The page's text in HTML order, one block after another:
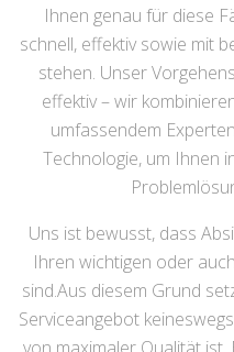
Ihnen genau für diese
schnell, effektiv sowie mit
stehen. Unser
effektiv – wir
umfassendem
Technologie, um Ihnen
Uns ist bewusst, dass
Ihren wichtigen oder
sind.Aus diesem Grund
Serviceangebot